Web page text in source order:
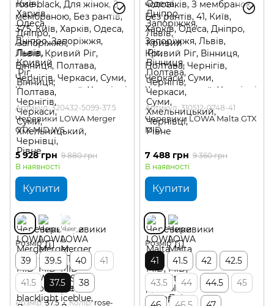
Артикул: 320432-5099-37.5
Черевики LOWA Merger
GTX MID WS
5 928 грн 9 880 грн
В наявності
Купити
Розмір
39 39.5 40
41
41.5
37.5 38
Розмір 37.5 Колір rose-
Артикул: 310512-0748-41
Черевики LOWA Malta GTX
MID
7 488 грн 9 360 грн
В наявності
Купити
Розмір
41 41.5 42
42.5
43.5
44 44.5
45